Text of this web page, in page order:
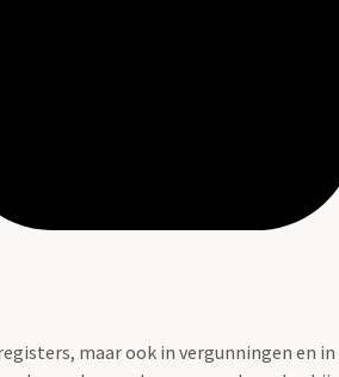
maar ook in vergunningen en in